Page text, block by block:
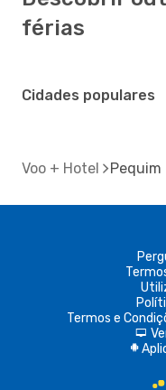
férias
Cidades populares
Voo + Hotel Pequim
Termos e
d
A